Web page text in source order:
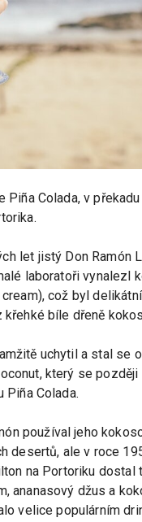
Piña Colada, v
let jistý Don Ramón
laboratoři vynalezl
což byl
křehké bíle dřeně
uchytil a stal se
který se
Piña Colada.
používal jeho
desertů, ale v roce
na Portoriku dostal
ananasový džus a
velice populárním